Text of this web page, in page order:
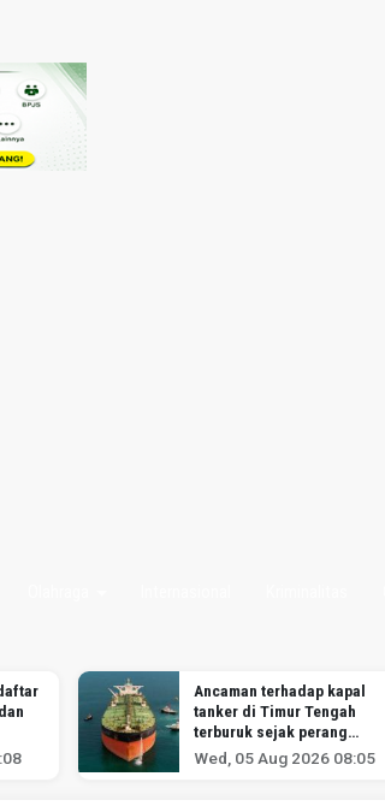
Ancaman terhadap kapal
tanker di Timur Tengah
terburuk sejak perang
melawan Iran dimulai,
menurut analis
Wed, 05 Aug 2026 08:05